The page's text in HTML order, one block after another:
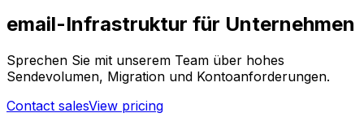
email-Infrastruktur für Unternehmen
Sprechen Sie mit unserem Team über hohes
Sendevolumen, Migration und Kontoanforderungen.
Contact salesView pricing